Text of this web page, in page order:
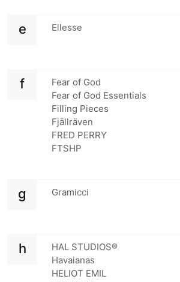
e Ellesse
f
Fear of God
Fear of God Essentials
Filling Pieces
Fjällräven
FRED PERRY
FTSHP
g Gramicci
h
HAL STUDIOS®
Havaianas
HELIOT EMIL